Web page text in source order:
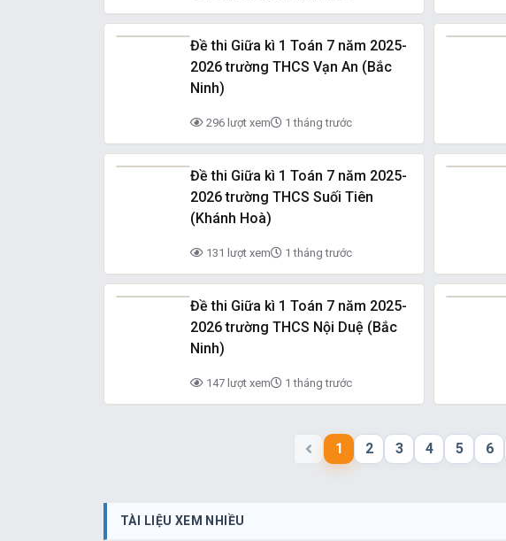
Đề thi Giữa kì 1 Toán 7 năm 2025-
2026 trường THCS Vạn An (Bắc
Ninh)
296 lượt xem 1 tháng trước
Đề thi Giữa kì 1 Toán 7 năm 2025-
2026 trường THCS Suối Tiên
(Khánh Hoà)
131 lượt xem 1 tháng trước
Đề thi Giữa kì 1 Toán 7 năm 2025-
2026 trường THCS Nội Duệ (Bắc
Ninh)
147 lượt xem 1 tháng trước
1 2 3 4 5 6
TÀI LIỆU XEM NHIỀU